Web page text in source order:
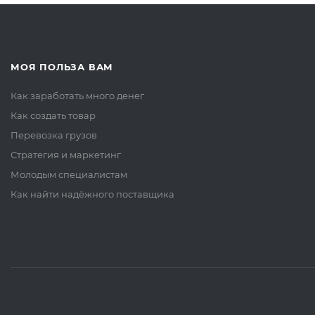
МОЯ ПОЛЬЗА ВАМ
Как заработать много денег
Как создать товар
Перевозка грузов
Стратегия и маркетинг
Молодым специалистам
Как найти надёжного поставщика